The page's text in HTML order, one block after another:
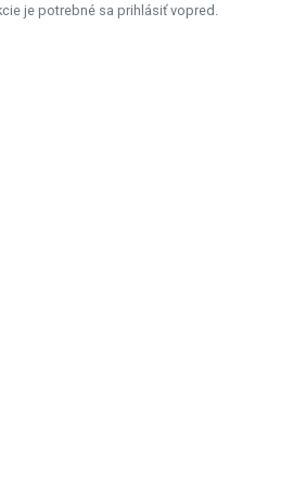
je potrebné sa prihlásiť vopred.